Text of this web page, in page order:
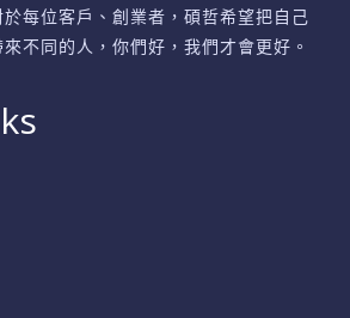
每位客戶、創業者，碩哲希望把自己
不同的人，你們好，我們才會更好。